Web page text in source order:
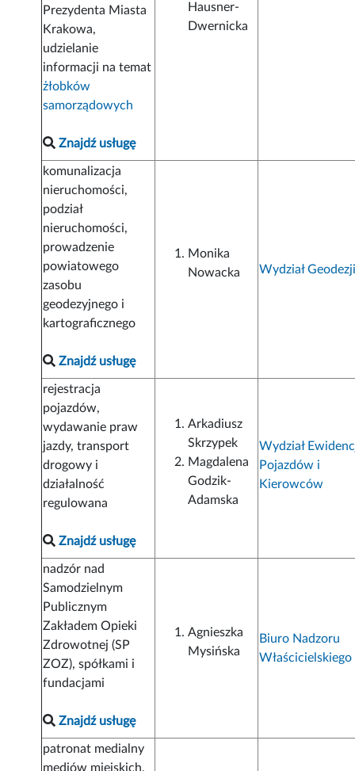
Prezydenta Miasta
Krakowa,
udzielanie
informacji na temat
żłobków
samorządowych
Znajdź usługę
Hausner-
Dwernicka
komunalizacja
nieruchomości,
podział
nieruchomości,
prowadzenie
powiatowego
zasobu
geodezyjnego i
kartograficznego
Znajdź usługę
Monika
Nowacka
Wydział
rejestracja
pojazdów,
wydawanie praw
jazdy, transport
drogowy i
działalność
regulowana
Znajdź usługę
Arkadiusz
Skrzypek
Magdalena
Godzik-
Adamska
Wydział
Pojazdów i
Kierowców
nadzór nad
Samodzielnym
Publicznym
Zakładem Opieki
Zdrowotnej (SP
ZOZ), spółkami i
fundacjami
Znajdź usługę
Agnieszka
Mysińska
Biuro Nadzoru
Właścicielskiego
patronat medialny
mediów miejskich,